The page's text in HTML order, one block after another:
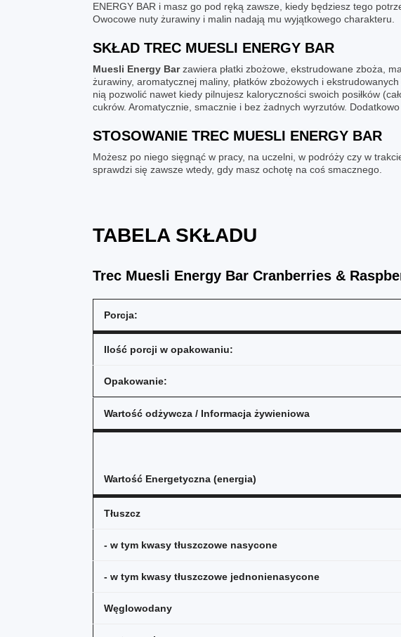
ENERGY BAR i masz go pod ręką zawsze, kiedy będziesz tego
Owocowe nuty żurawiny i malin nadają mu wyjątkowego charakteru.
SKŁAD TREC MUESLI ENERGY BAR
Muesli Energy Barzawiera płatki zbożowe, ekstrudowane zboża,
żurawiny, aromatycznej maliny, płatków zbożowych i
nią pozwolić nawet kiedy pilnujesz kaloryczności swoich posiłków
cukrów. Aromatycznie, smacznie i bez żadnych wyrzutów.
STOSOWANIE TREC MUESLI ENERGY BAR
Możesz po niego sięgnąć w pracy, na uczelni, w podróży czy w
sprawdzi się zawsze wtedy, gdy masz ochotę na coś smacznego.
TABELA SKŁADU
Trec Muesli Energy Bar Cranberries &
Porcja:
Ilość porcji w opakowaniu:
Opakowanie:
Wartość odżywcza / Informacja żywieniowa
Wartość Energetyczna (energia)
Tłuszcz
- w tym kwasy tłuszczowe nasycone
- w tym kwasy tłuszczowe jednonienasycone
Węglowodany